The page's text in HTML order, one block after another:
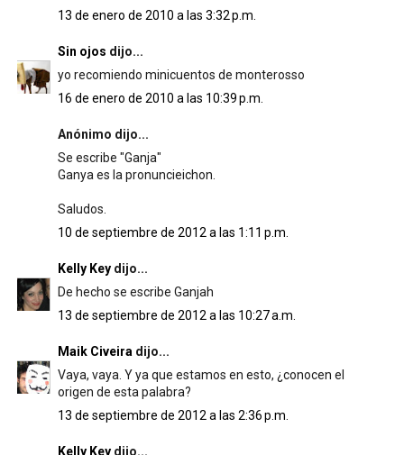
13 de enero de 2010 a las 3:32 p.m.
Sin ojos dijo...
yo recomiendo minicuentos de monterosso
16 de enero de 2010 a las 10:39 p.m.
Anónimo dijo...
Se escribe "Ganja"
Ganya es la pronuncieichon.
Saludos.
10 de septiembre de 2012 a las 1:11 p.m.
Kelly Keydijo...
De hecho se escribe Ganjah
13 de septiembre de 2012 a las 10:27 a.m.
Maik Civeira dijo...
Vaya, vaya. Y ya que estamos en esto, ¿conocen el
origen de esta palabra?
13 de septiembre de 2012 a las 2:36 p.m.
Kelly Keydijo...